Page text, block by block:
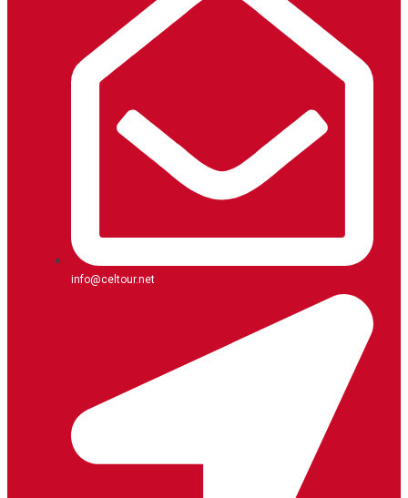
info@celtour.net